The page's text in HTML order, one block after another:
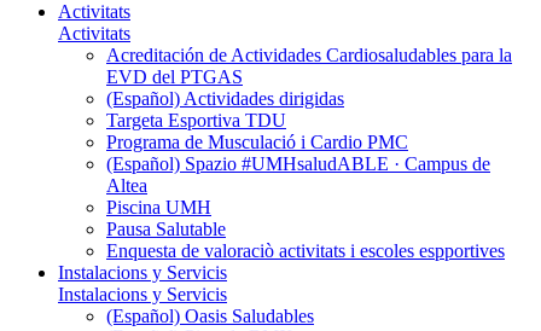
Activitats
Activitats
Acreditación de Actividades Cardiosaludables para la
EVD del PTGAS
(Español) Actividades dirigidas
Targeta Esportiva TDU
Programa de Musculació i Cardio PMC
(Español) Spazio #UMHsaludABLE · Campus de
Altea
Piscina UMH
Pausa Salutable
Enquesta de valoraciò activitats i escoles espportives
Instalacions y Servicis
Instalacions y Servicis
(Español) Oasis Saludables